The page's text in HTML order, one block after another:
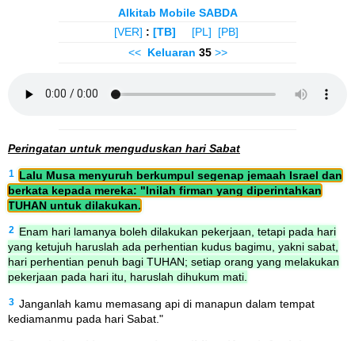
Alkitab Mobile SABDA
[VER] : [TB] [PL]
[PB]
<< Keluaran 35 >>
Peringatan untuk menguduskan hari Sabat
1
Lalu Musa menyuruh berkumpul segenap jemaah Israel dan
berkata kepada mereka: "Inilah firman yang diperintahkan
TUHAN untuk dilakukan.
2
Enam hari lamanya boleh dilakukan pekerjaan, tetapi pada hari
yang ketujuh haruslah ada perhentian kudus bagimu, yakni sabat,
hari perhentian penuh bagi TUHAN; setiap orang yang melakukan
pekerjaan pada hari itu, haruslah dihukum mati.
3 Janganlah kamu memasang api di manapun dalam tempat
kediamanmu pada hari Sabat."